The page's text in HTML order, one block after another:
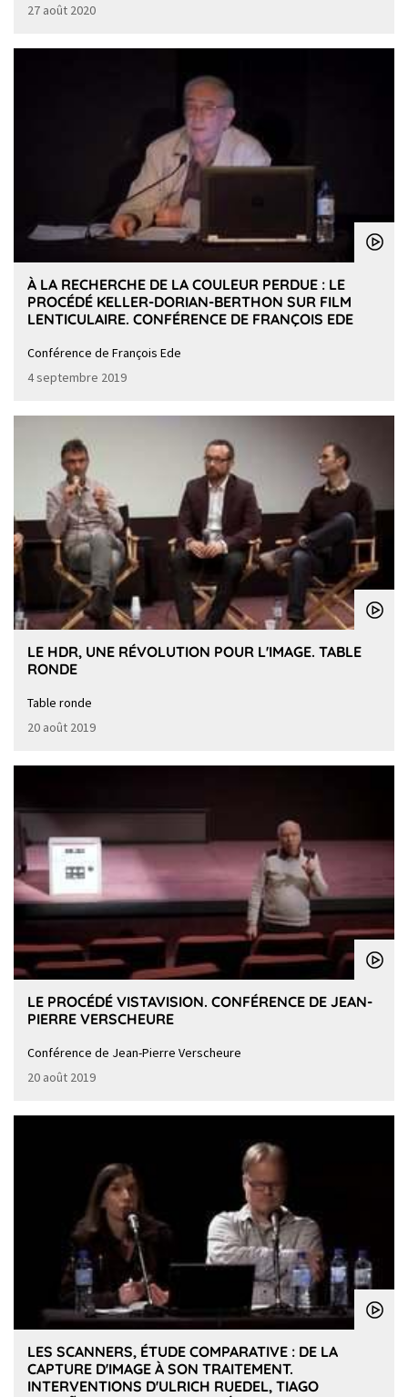
27 août 2020
À LA RECHERCHE DE LA COULEUR PERDUE : LE
PROCÉDÉ KELLER-DORIAN-BERTHON SUR FILM
LENTICULAIRE. CONFÉRENCE DE FRANÇOIS EDE
Conférence de François Ede
4 septembre 2019
LE HDR, UNE RÉVOLUTION POUR L'IMAGE. TABLE
RONDE
Table ronde
20 août 2019
LE PROCÉDÉ VISTAVISION. CONFÉRENCE DE JEAN-
PIERRE VERSCHEURE
Conférence de Jean-Pierre Verscheure
20 août 2019
LES SCANNERS, ÉTUDE COMPARATIVE : DE LA
CAPTURE D'IMAGE À SON TRAITEMENT.
INTERVENTIONS D'ULRICH RUEDEL, TIAGO